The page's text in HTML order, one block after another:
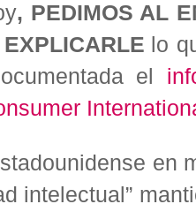
, PEDIMOS AL
lo
el
en
intelectual”